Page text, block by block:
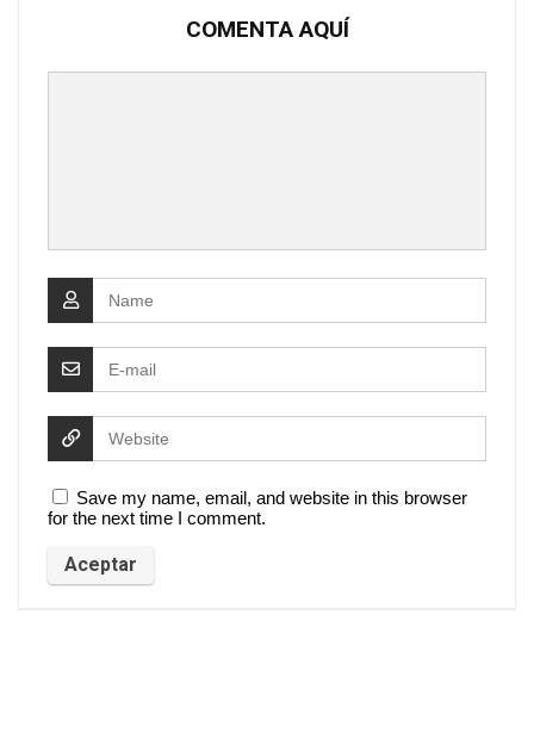
COMENTA AQUÍ
Save my name, email, and website in this browser
for the next time I comment.